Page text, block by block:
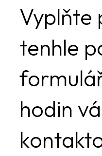
Vyplňte
tenhle
hodin